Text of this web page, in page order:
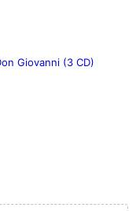
Giovanni (3 CD)